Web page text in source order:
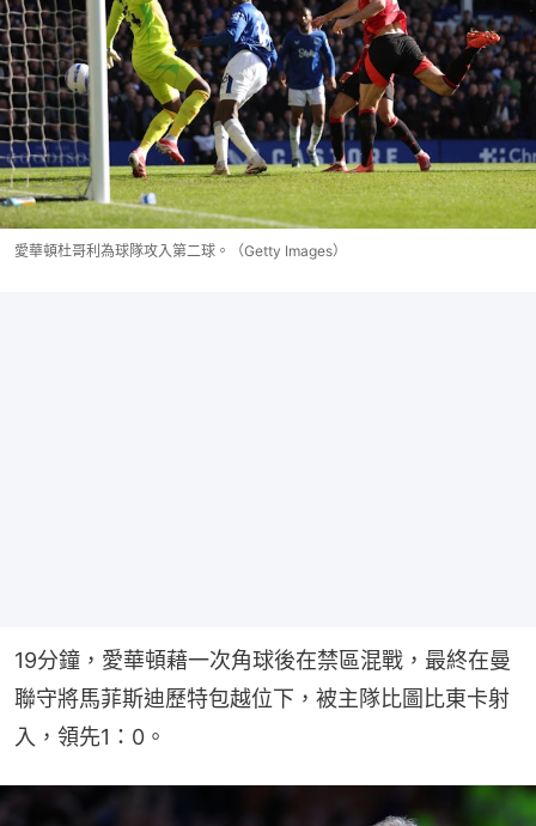
愛華頓杜哥利為球隊攻入第二球。（Getty Images）
19分鐘，愛華頓藉一次角球後在禁區混戰，最終在曼
聯守將馬菲斯迪歷特包越位下，被主隊比圖比東卡射
入，領先1：0。